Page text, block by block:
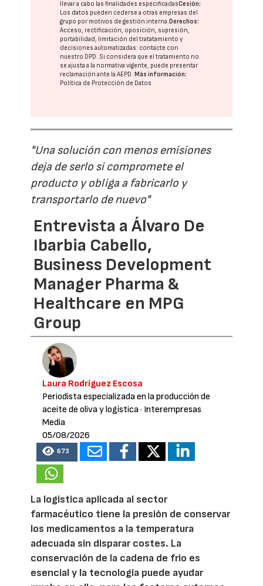
llevar a cabo las finalidades especificadasCesión:
Los datos pueden cederse a otras empresas del
grupo por motivos de gestión interna. Derechos:
Acceso, rectificación, oposición, supresión,
portabilidad, limitación del tratatamiento y
decisiones automatizadas: contacte con
nuestro DPD. Si considera que el tratamiento no
se ajusta a la normativa vigente, puede presentar
reclamación ante laAEPD. Más información:
Política de Protección de Datos
"Una solución con menos emisiones
deja de serlo si compromete el
producto y obliga a fabricarlo y
transportarlo de nuevo"
Entrevista a Álvaro De
Ibarbia Cabello,
Business Development
Manager Pharma &
Healthcare en MPG
Group
Laura Rodríguez Escosa
Periodista especializada en la producción de
aceite de oliva y logística· Interempresas
Media
05/08/2026
673
La logística aplicada al sector
farmacéutico tiene la presión de conservar
los medicamentos a la temperatura
adecuada sin disparar costes. La
conservación de la cadena de frio es
esencial y la tecnología puede ayudar